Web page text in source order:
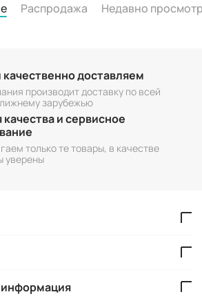
Распродажа Недавно
качественно доставляем
производит доставку по всей
зарубежью
качества и сервисное
только те товары, в качестве
уверены